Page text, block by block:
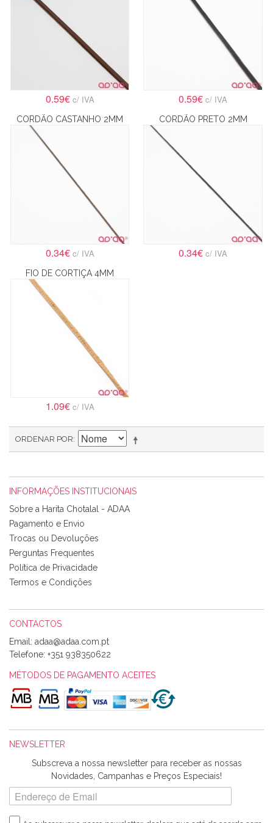
0.59€ c/ IVA 0.59€c/ IVA
CORDÃO CASTANHO 2MM
0.34€ c/ IVA
CORDÃO PRETO 2MM
0.34€c/ IVA
FIO DE CORTIÇA 4MM
1.09€ c/ IVA
ORDENAR POR
INFORMAÇÕES INSTITUCIONAIS
Sobre a Harita Chotalal - ADAA
Pagamento e Envio
Trocas ou Devoluções
Perguntas Frequentes
Política de Privacidade
Termos e Condições
CONTACTOS
Email:
Telefone: +351 938350622
MÉTODOS DE PAGAMENTO ACEITES
NEWSLETTER
Subscreva a nossa newsletter para receber as nossas
Novidades, Campanhas e Preços Especiais!